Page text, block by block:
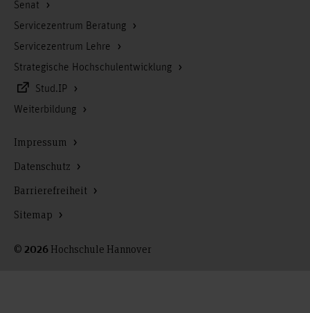
Senat
Servicezentrum Beratung
Servicezentrum Lehre
Strategische Hochschulentwicklung
Stud.IP
Weiterbildung
© 2026 Hochschule Hannover
Impressum
Datenschutz
Barrierefreiheit
Sitemap